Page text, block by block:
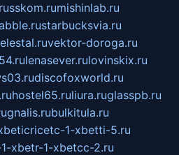
mishinlab.ru
starbucksvia.ru
elestal.ruvektor-doroga.ru
lenasever.rulovinskix.ru
discofoxworld.ru
hostel65.ruliura.ruglasspb.ru
gnalis.rubulkitula.ru
1-xbetti-5.ru
xbetr-1-xbetcc-2.ru